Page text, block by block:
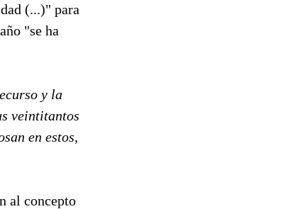
(...)" para
"se ha
y la
veintitantos
en estos,
al concepto